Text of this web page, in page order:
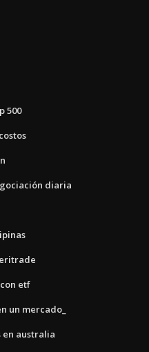
500
diaria
etf
un mercado_
australia